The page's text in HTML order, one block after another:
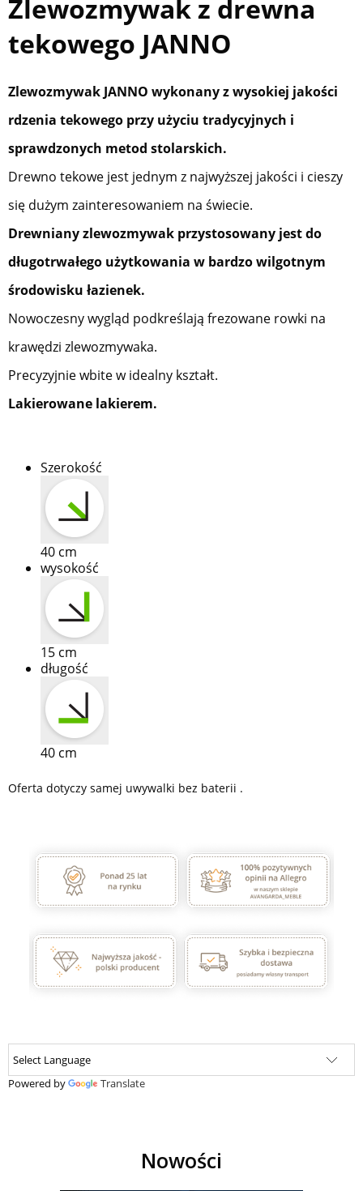
Zlewozmywak z drewna
tekowego JANNO
Zlewozmywak JANNO wykonany z wysokiej jakości
rdzenia tekowego przy użyciu tradycyjnych i
sprawdzonych metod stolarskich.
Drewno tekowe jest jednym z najwyższej jakości i cieszy
się dużym zainteresowaniem na świecie.
Drewniany zlewozmywak przystosowany jest do
długotrwałego użytkowania w bardzo wilgotnym
środowisku łazienek.
Nowoczesny wygląd podkreślają frezowane rowki na
krawędzi zlewozmywaka.
Precyzyjnie wbite w idealny kształt.
Lakierowane lakierem.
Szerokość
40 cm
wysokość
15 cm
długość
40 cm
Oferta dotyczy samej uwywalki bez baterii .
Powered by Translate
Nowości